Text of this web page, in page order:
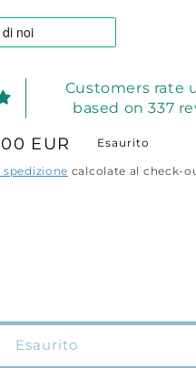
Customers rate
based on 337
EUR Esaurito
spedizione calcolate al check-
Esaurito